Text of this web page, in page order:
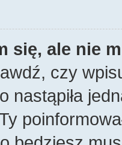
się, ale nie
czy
nastąpiła